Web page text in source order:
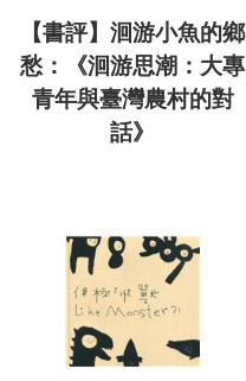
【書評】洄游小魚的鄉
愁：《洄游思潮：大專
青年與臺灣農村的對
話》